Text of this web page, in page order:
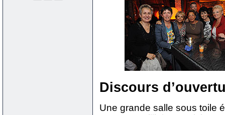
Discours
Une grande salle sous toile